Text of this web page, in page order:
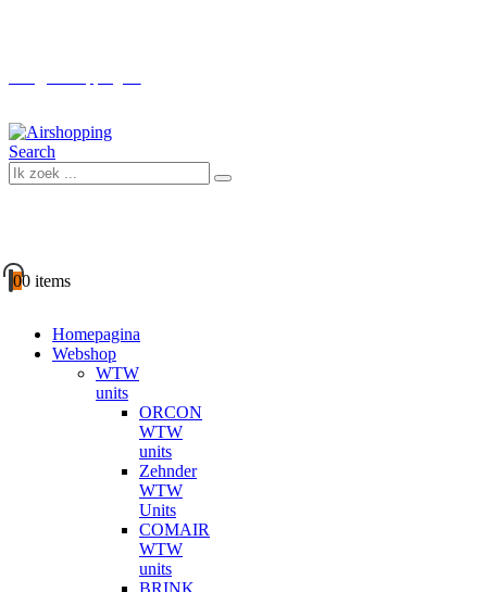
Search
00 items
Homepagina
Webshop
WTW
units
ORCON
WTW
units
Zehnder
WTW
Units
COMAIR
WTW
units
BRINK